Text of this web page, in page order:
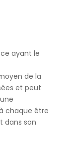
ayant le
de la
et peut
chaque être
dans son